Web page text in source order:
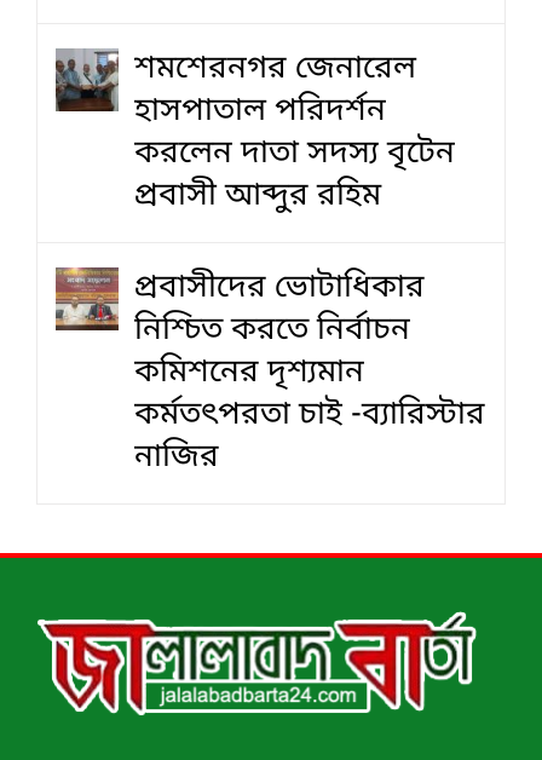
শমশেরনগর জেনারেল
হাসপাতাল পরিদর্শন
করলেন দাতা সদস্য বৃটেন
প্রবাসী আব্দুর রহিম
প্রবাসীদের ভোটাধিকার
নিশ্চিত করতে নির্বাচন
কমিশনের দৃশ‍্যমান
কর্মতৎপরতা চাই -ব্যারিস্টার
নাজির